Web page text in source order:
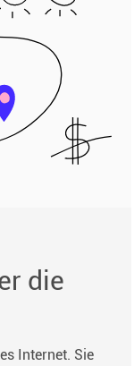
die
Internet. Sie